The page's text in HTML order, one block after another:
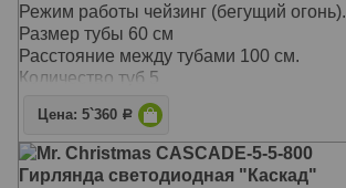
Режим работы чейзинг (бегущий огонь).
Размер тубы 60 см
Расстояние между тубами 100 см.
Количество туб 5
Для наружнего использования.
Цена: 5`360 Р
Mr. Christmas CASCADE-5-5-800
Гирлянда светодиодная "Каскад"